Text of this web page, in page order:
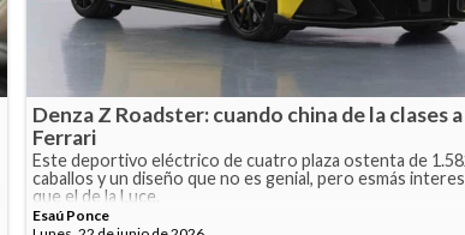
Denza Z Roadster: cuando china de la clases a
Ferrari
Este deportivo eléctrico de cuatro plaza ostenta de
caballos y un diseño que no es genial, pero esmás
que el de la Luce.
Esaú Ponce